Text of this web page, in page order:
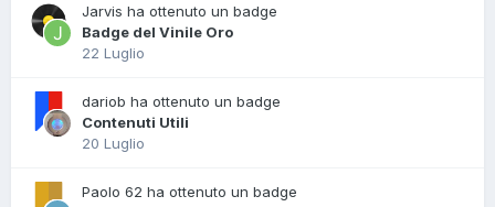
Jarvis ha ottenuto un badge
Badge del Vinile Oro
22 Luglio
dariob ha ottenuto un badge
Contenuti Utili
20 Luglio
Paolo 62 ha ottenuto un badge